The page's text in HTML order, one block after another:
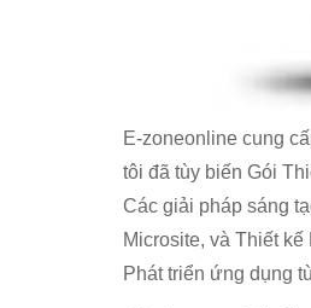
E-zoneonline cung
tôi đã tùy biến Gói
Các giải pháp sáng
Microsite, và Thiết
Phát triển ứng dụng